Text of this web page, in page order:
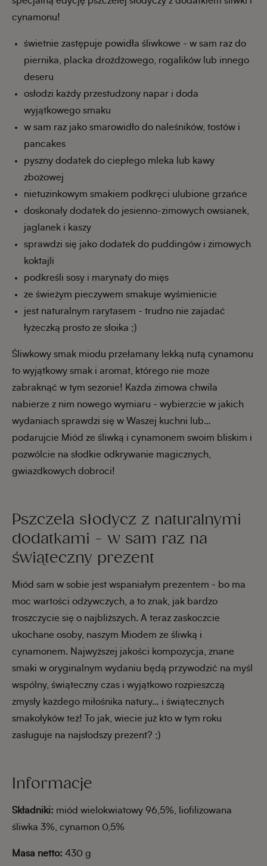
cynamonu!
świetnie zastępuje powidła śliwkowe - w sam raz do
piernika, placka drożdżowego, rogalików lub innego
deseru
osłodzi każdy przestudzony napar i doda
wyjątkowego smaku
w sam raz jako smarowidło do naleśników, tostów i
pancakes
pyszny dodatek do ciepłego mleka lub kawy
zbożowej
nietuzinkowym smakiem podkręci ulubione grzańce
doskonały dodatek do jesienno-zimowych owsianek,
jaglanek i kaszy
sprawdzi się jako dodatek do puddingów i zimowych
koktajli
podkreśli sosy i marynaty do mięs
ze świeżym pieczywem smakuje wyśmienicie
jest naturalnym rarytasem - trudno nie zajadać
łyżeczką prosto ze słoika ;)
Śliwkowy smak miodu przełamany lekką nutą cynamonu
to wyjątkowy smak i aromat, którego nie może
zabraknąć w tym sezonie! Każda zimowa chwila
nabierze z nim nowego wymiaru - wybierzcie w jakich
wydaniach sprawdzi się w Waszej kuchni lub…
podarujcie Miód ze śliwką i cynamonem swoim bliskim i
pozwólcie na słodkie odkrywanie magicznych,
gwiazdkowych dobroci!
Pszczela słodycz z naturalnymi
dodatkami - w sam raz na
świąteczny prezent
Miód sam w sobie jest wspaniałym prezentem - bo ma
moc wartości odżywczych, a to znak, jak bardzo
troszczycie się o najbliższych. A teraz zaskoczcie
ukochane osoby, naszym Miodem ze śliwką i
cynamonem. Najwyższej jakości kompozycja, znane
smaki w oryginalnym wydaniu będą przywodzić na myśl
wspólny, świąteczny czas i wyjątkowo rozpieszczą
zmysły każdego miłośnika natury… i świątecznych
smakołyków też! To jak, wiecie już kto w tym roku
zasługuje na najsłodszy prezent? ;)
Informacje
Składniki: miód wielokwiatowy 96,5%, liofilizowana
śliwka 3%, cynamon 0,5%
Masa netto: 430 g